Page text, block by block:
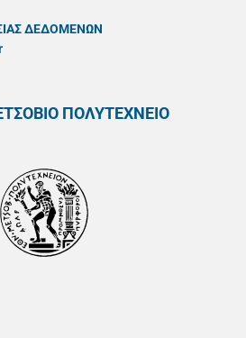
ΔΕΔΟΜΕΝΩΝ
ΠΟΛΥΤΕΧΝΕΙΟ